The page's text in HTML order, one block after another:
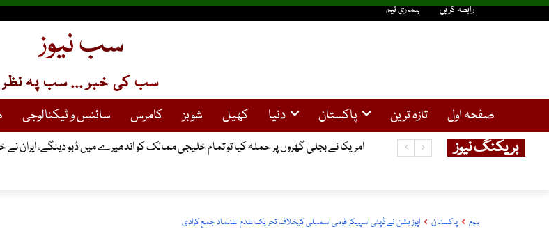
رابطہ کریں ہماری ٹیم
سب نیوز
سب کی خبر ... سب پہ نظر
صفحہ اول تازہ ترین پاکستان دنیا کھیل شوبز کامرس سائنس و ٹیکنالوجی
بریکنگ نیوز امریکا نے بجلی گھروں پر حملہ کیا تو تمام خلیجی ممالک کو اندھیرے میں ڈبو دینگے، ایران نے
ہوم پاکستان اپوزیشن نے ڈپٹی اسپیکر قومی اسمبلی کیخلاف تحریک عدم اعتماد جمع کرادی